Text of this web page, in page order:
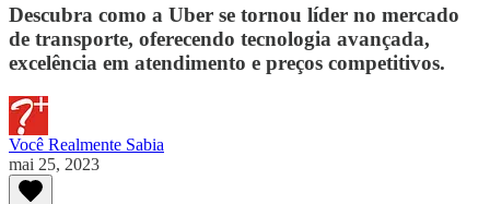
Descubra como a Uber se tornou líder no mercado
de transporte, oferecendo tecnologia avançada,
excelência em atendimento e preços competitivos.
Você Realmente Sabia
mai 25, 2023